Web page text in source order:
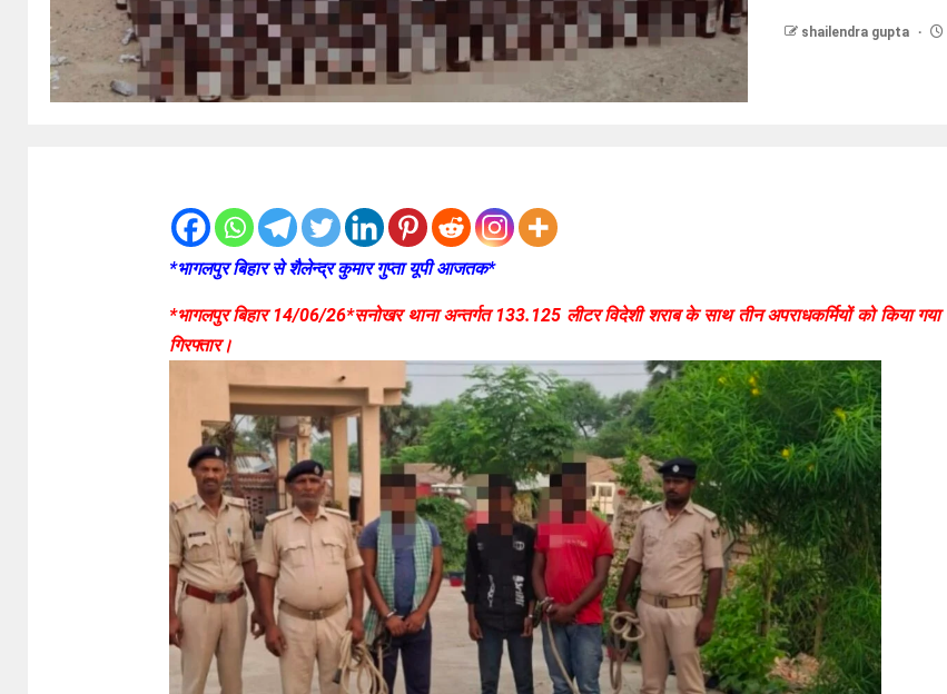
shailendra gupta
*भागलपुर बिहार से शैलेन्द्र कुमार गुप्ता यूपी आजतक*
*भागलपुर बिहार 14/06/26*सनोखर थाना अन्तर्गत 133.125 लीटर विदेशी शराब के साथ तीन अपराधकर्मियों को किया गया
गिरफ्तार।